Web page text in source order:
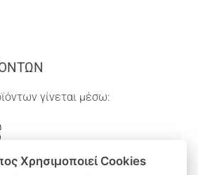
γίνεται μέσω:
Χρησιμοποιεί Cookies